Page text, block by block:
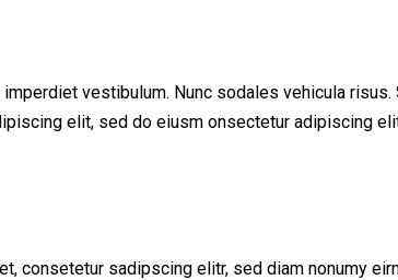
vestibulum. Nunc sodales vehicula
elit, sed do eiusm onsectetur adipiscing
consetetur sadipscing elitr, sed diam nonumy